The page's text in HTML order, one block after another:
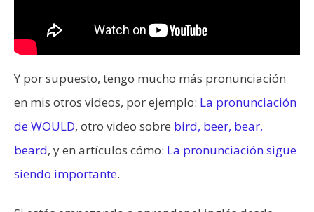
Y por supuesto, tengo mucho más pronunciación
en mis otros videos, por ejemplo: La pronunciación
de WOULD, otro video sobre bird, beer, bear,
beard, y en artículos cómo: La pronunciación sigue
siendo importante.